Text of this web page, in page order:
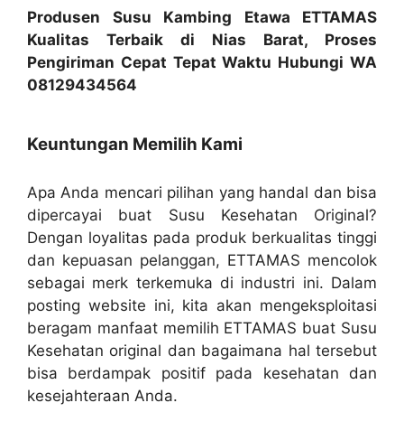
Produsen Susu Kambing Etawa ETTAMAS
Kualitas Terbaik di Nias Barat, Proses
Pengiriman Cepat Tepat Waktu Hubungi WA
08129434564
Keuntungan Memilih Kami
Apa Anda mencari pilihan yang handal dan bisa
dipercayai buat Susu Kesehatan Original?
Dengan loyalitas pada produk berkualitas tinggi
dan kepuasan pelanggan, ETTAMAS mencolok
sebagai merk terkemuka di industri ini. Dalam
posting website ini, kita akan mengeksploitasi
beragam manfaat memilih ETTAMAS buat Susu
Kesehatan original dan bagaimana hal tersebut
bisa berdampak positif pada kesehatan dan
kesejahteraan Anda.